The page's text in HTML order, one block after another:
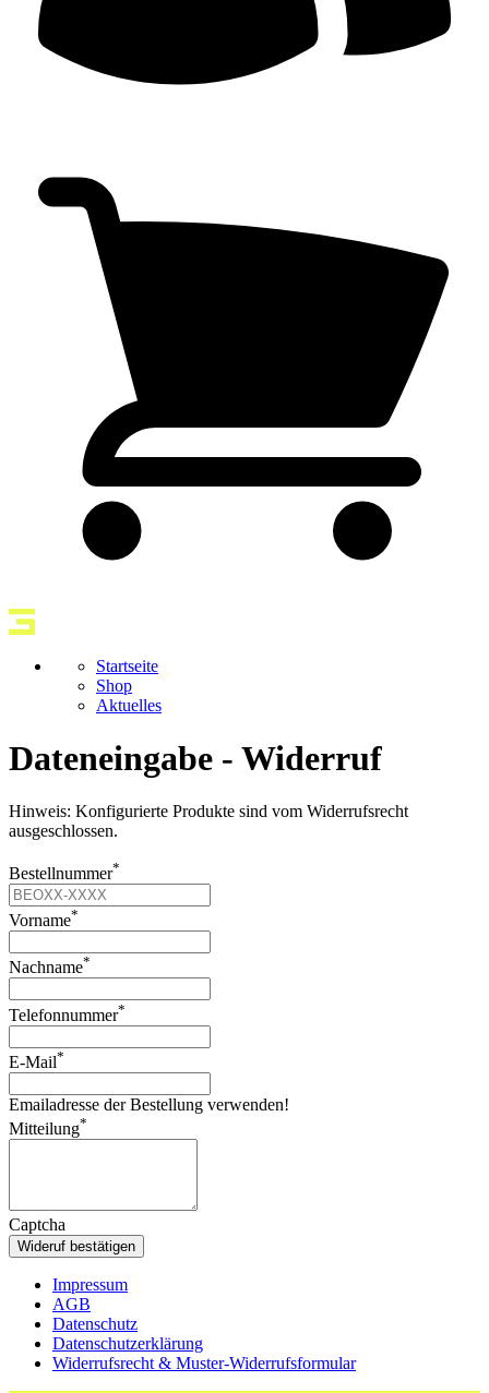
Startseite
Shop
Aktuelles
Dateneingabe - Widerruf
Hinweis: Konfigurierte Produkte sind vom Widerrufsrecht
ausgeschlossen.
Bestellnummer*
Vorname*
Nachname*
Telefonnummer*
E-Mail*
Emailadresse der Bestellung verwenden!
Mitteilung*
Captcha
Wideruf bestätigen
Impressum
AGB
Datenschutz
Datenschutzerklärung
Widerrufsrecht & Muster-Widerrufsformular